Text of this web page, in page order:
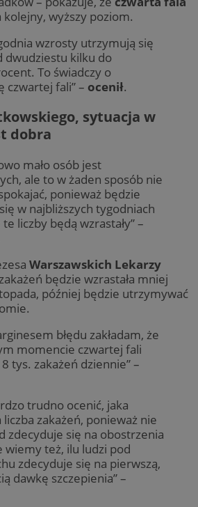
kolejny, wyższy poziom.
wzrosty utrzymują się
dwudziestu kilku do
To świadczy o
czwartej fali” – ocenił.
sytuacja w
dobra
mało osób jest
ale to w żaden sposób nie
ponieważ będzie
w najbliższych tygodniach
liczby będą wzrastały” –
Warszawskich Lekarzy
będzie wzrastała mniej
później będzie utrzymywać
błędu zakładam, że
momencie czwartej fali
tys. zakażeń dziennie” –
trudno ocenić, jaka
zakażeń, ponieważ nie
zdecyduje się na obostrzenia
wiemy też, ilu ludzi pod
zdecyduje się na pierwszą,
dawkę szczepienia” –